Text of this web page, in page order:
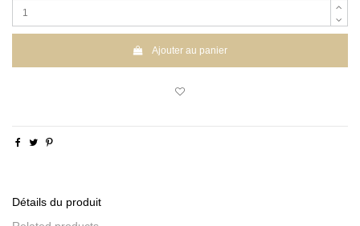
Ajouter au panier
Détails du produit